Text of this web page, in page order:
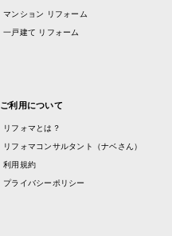
マンション リフォーム
一戸建て リフォーム
ご利用について
リフォマとは？
リフォマコンサルタント（ナベさん）
利用規約
プライバシーポリシー